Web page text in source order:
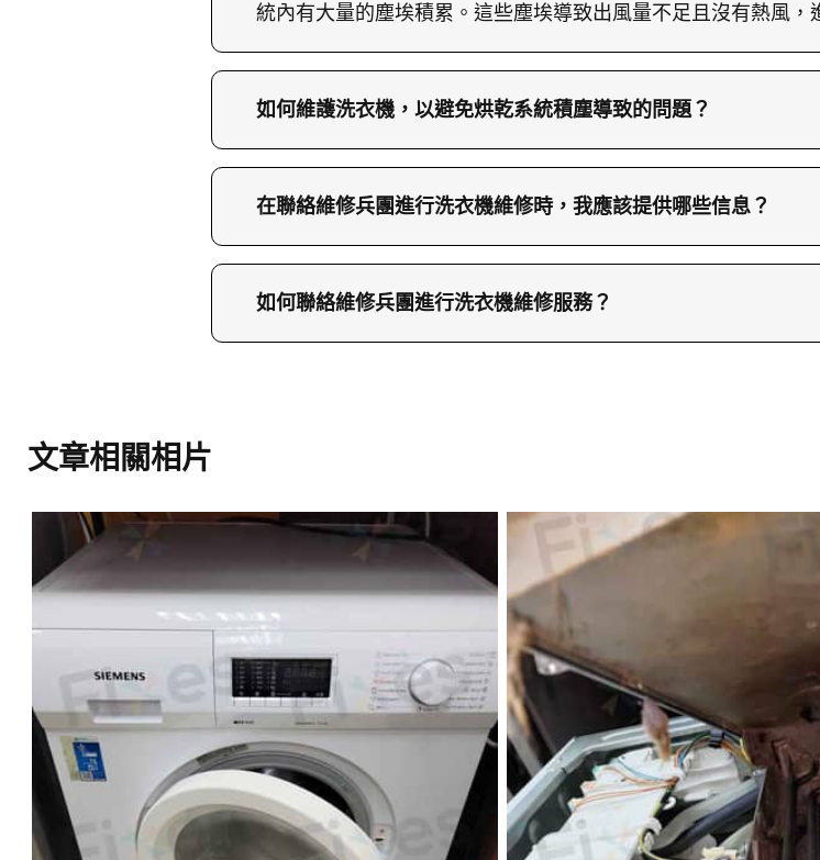
統內有大量的塵埃積累。這些塵埃導致出風量不足且沒有熱風，
如何維護洗衣機，以避免烘乾系統積塵導致的問題？
定期對洗衣機進行清潔和維護是避免烘乾系統積塵問題的關鍵
埃，以保持良好的出風量和加熱效能。專業維修服務可以幫助進
在聯絡維修兵團進行洗衣機維修時，我應該提供哪些信息？
聯絡維修兵團進行洗衣機維修時，請提供精確的洗衣機型號，
片或錄製影片也非常有幫助。這樣我們的兵團報價系統可以更準
如何聯絡維修兵團進行洗衣機維修服務？
文章相關相片